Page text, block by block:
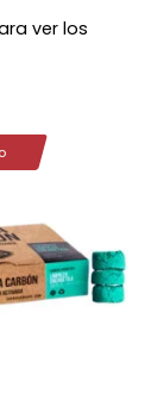
ver los
lista de
deseos